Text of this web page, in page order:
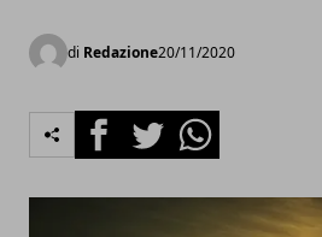
di Redazione20/11/2020
FacebookTwitterWhatsapp